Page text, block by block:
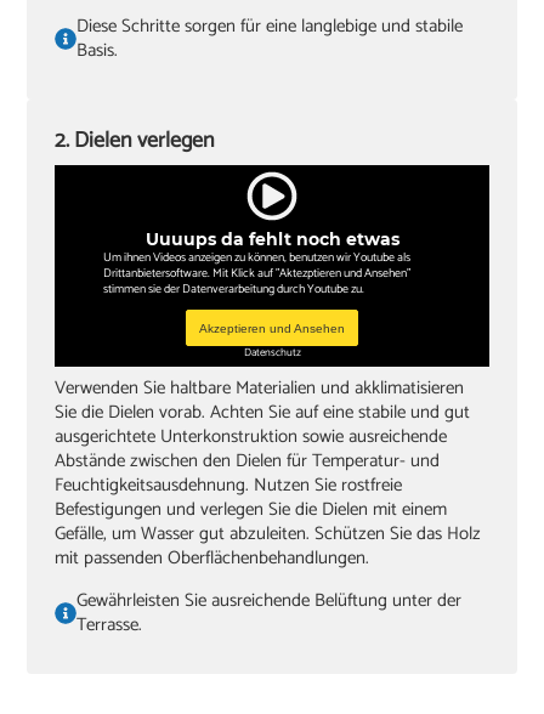
Diese Schritte sorgen für eine langlebige und stabile
Basis.
Uuuups da fehlt noch etwas
Um ihnen Videos anzeigen zu können, benutzen wir Youtube als
Drittanbietersoftware. Mit Klick auf "Aktezptieren und Ansehen"
stimmen sie der Datenverarbeitung durch Youtube zu.
Akzeptieren und Ansehen
Datenschutz
2. Dielen verlegen
Verwenden Sie haltbare Materialien und akklimatisieren
Sie die Dielen vorab. Achten Sie auf eine stabile und gut
ausgerichtete Unterkonstruktion sowie ausreichende
Abstände zwischen den Dielen für Temperatur- und
Feuchtigkeitsausdehnung. Nutzen Sie rostfreie
Befestigungen und verlegen Sie die Dielen mit einem
Gefälle, um Wasser gut abzuleiten. Schützen Sie das Holz
mit passenden Oberflächenbehandlungen.
Gewährleisten Sie ausreichende Belüftung unter der
Terrasse.